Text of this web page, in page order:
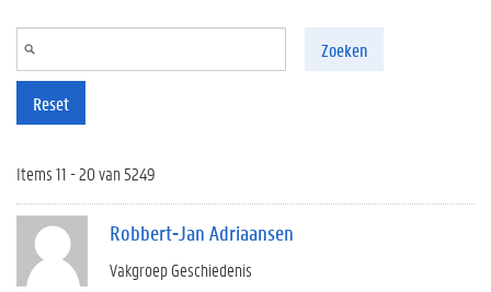
Zoeken
Reset
Items 11 - 20 van 5249
Robbert-Jan Adriaansen
Vakgroep Geschiedenis